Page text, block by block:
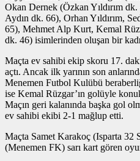
Okan Dernek (Özkan Yıldırım
Aydın dk. 66), Orhan Yıldırım,
65), Mehmet Alp Kurt, Kemal
dk. 46) isimlerinden oluşan bir
Maçta ev sahibi ekip skoru 17.
açtı. Ancak ilk yarının son
Menemen Futbol Kulübü
ise Kemal Rüzgar’ın golüyle
Maçın geri kalanında başka gol
ev sahibi ekibi 2-1 mağlup etti.
Maçta Samet Karakoç (Isparta 32
(Menemen FK) sarı kart gören